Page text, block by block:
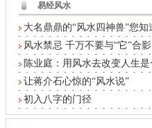
易经风水
大名鼎鼎的“风水四神兽”您知
风水禁忌 千万不要与“它”合影
陈业庭：用风水去改变人生
让蒋介石心惊的“风水说”
初入八字的门径